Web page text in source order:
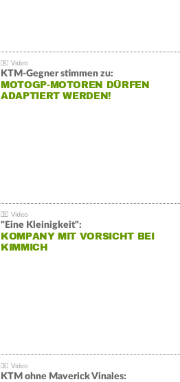
KTM-Gegner stimmen zu:
MOTOGP-MOTOREN DÜRFEN
ADAPTIERT WERDEN!
"Eine Kleinigkeit":
KOMPANY MIT VORSICHT BEI
KIMMICH
KTM ohne Maverick Vinales: